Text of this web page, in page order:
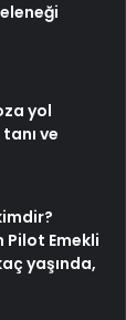
yol
ve
Pilot Emekli
yaşında,